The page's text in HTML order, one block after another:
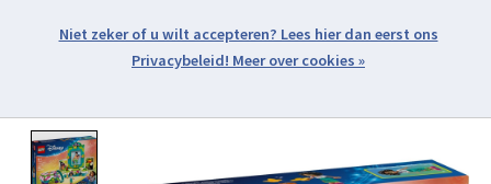
Open webshop menu
Meer over cookies »